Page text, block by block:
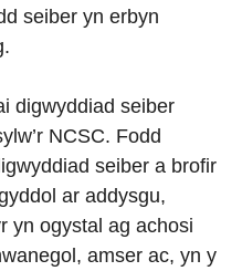
seiber yn erbyn
digwyddiad seiber
NCSC. Fodd
seiber a brofir
ar addysgu,
yn ogystal ag achosi
amser ac, yn y